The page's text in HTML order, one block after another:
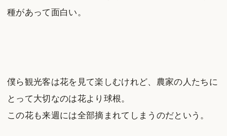
種があって面白い。
僕ら観光客は花を見て楽しむけれど、農家の人たちに
とって大切なのは花より球根。
この花も来週には全部摘まれてしまうのだという。